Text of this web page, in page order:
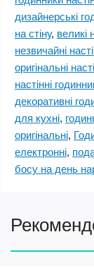
дизайнерські
на стіну, великі
незвичайні
оригінальні
настінні
декоративні
для кухні,
оригінальні,
електронні,
босу на день